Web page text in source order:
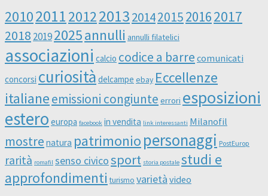
20102011201220132014201520162017
2018 20192025annulli annulli filatelici
associazioni calcio codice a barre comunicati
concorsi curiosità delcampe ebay Eccellenze
italianeemissioni congiunte errori esposizioni
estero europa facebook in vendita link interessanti Milanofil
mostre natura patrimonio personaggi PostEurop
rarità romafil senso civicosport storia postale studi e
approfondimenti turismo varietà video